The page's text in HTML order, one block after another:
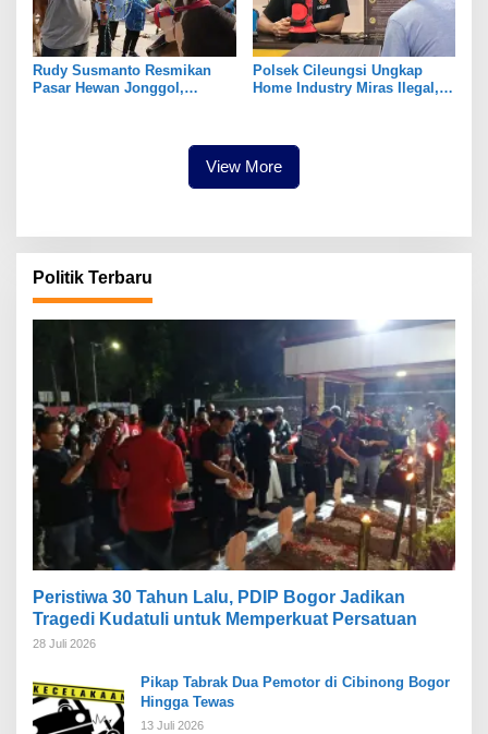
Rudy Susmanto Resmikan
Pasar Hewan Jonggol,
Polsek Cileungsi Ungkap
Home Industry Miras Ilegal,
View More
Politik Terbaru
Peristiwa 30 Tahun Lalu, PDIP Bogor Jadikan
Tragedi Kudatuli untuk Memperkuat Persatuan
28 Juli 2026
Pikap Tabrak Dua Pemotor di Cibinong Bogor
Hingga Tewas
13 Juli 2026